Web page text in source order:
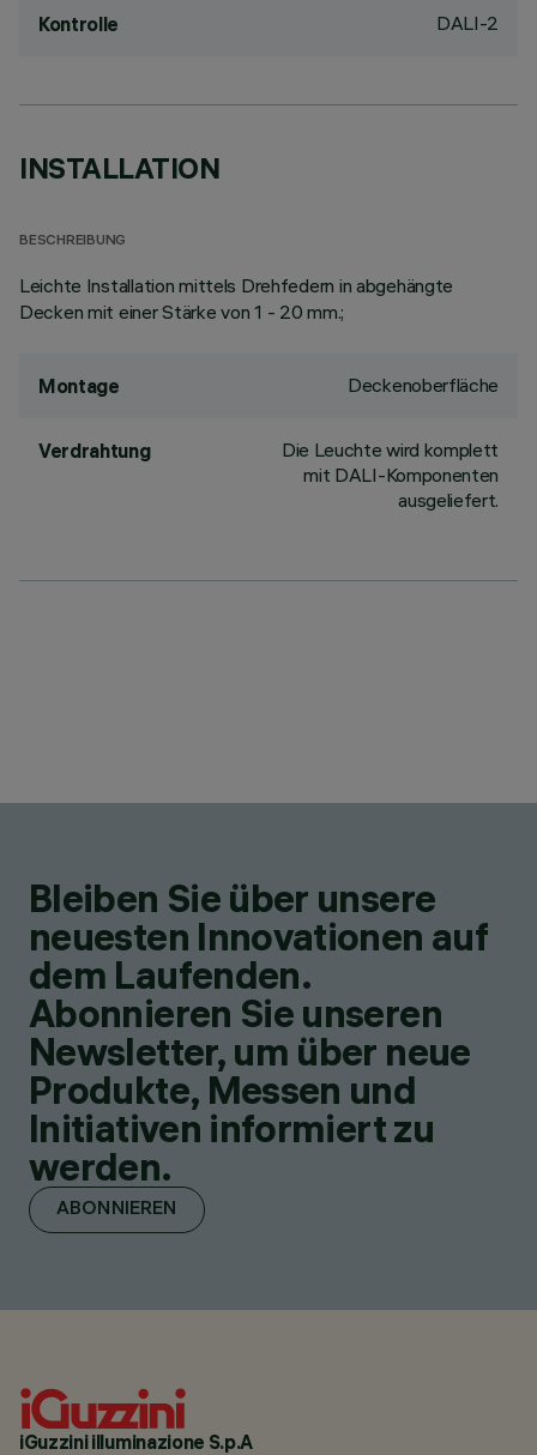
Kontrolle DALI-2
INSTALLATION
BESCHREIBUNG
Leichte Installation mittels Drehfedern in abgehängte
Decken mit einer Stärke von 1 - 20 mm.;
Montage Deckenoberfläche
Verdrahtung
Die Leuchte wird komplett
mit DALI-Komponenten
ausgeliefert.
Bleiben Sie über unsere
neuesten Innovationen auf
dem Laufenden.
Abonnieren Sie unseren
Newsletter, um über neue
Produkte, Messen und
Initiativen informiert zu
werden.
ABONNIEREN
iGuzzini illuminazione S.p.A